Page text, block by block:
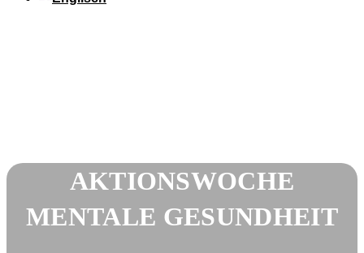
AKTIONSWOCHE
MENTALE GESUNDHEIT